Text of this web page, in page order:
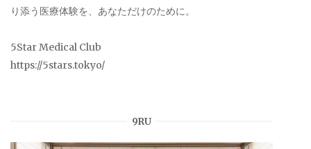
り添う医療体験を、あなただけのために。
5Star Medical Club
https://5stars.tokyo/
9RU